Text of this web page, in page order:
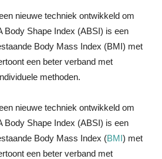
nieuwe techniek ontwikkeld om
Body Shape Index (ABSI) is een
Body Mass Index (BMI) met
een beter verband met
methoden.
nieuwe techniek ontwikkeld om
Body Shape Index (ABSI) is een
Body Mass Index (BMI) met
een beter verband met